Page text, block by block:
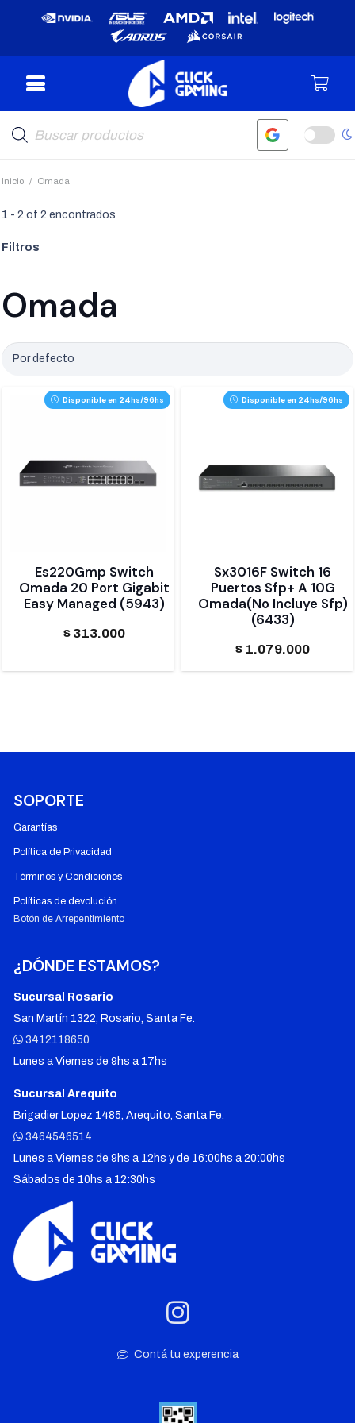
de
productos
Inicio / Omada
1 -2 of2 encontrados
Filtros
Omada
Disponible en 24hs/96hs
Es220Gmp Switch
Omada 20 Port Gigabit
Easy Managed (5943)
$313.000
Disponible en 24hs/96hs
Sx3016F Switch 16
Puertos Sfp+ A 10G
Omada(No Incluye Sfp)
(6433)
$ 1.079.000
SOPORTE
Garantías
Política de Privacidad
Términos y Condiciones
Políticas de devolución
Botón de Arrepentimiento
¿DÓNDE ESTAMOS?
Sucursal Rosario
San Martín 1322, Rosario, Santa Fe.
3412118650
Lunes a Viernes de 9hs a 17hs
Sucursal Arequito
Brigadier Lopez 1485, Arequito, Santa Fe.
3464546514
Lunes a Viernes de 9hs a 12hs y de 16:00hs a 20:00hs
Sábados de 10hs a 12:30hs
Contá tu experencia